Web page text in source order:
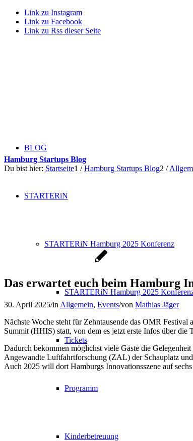
Link zu Instagram
Link zu Facebook
Link zu Rss dieser Seite
BLOG
STARTERiN
STARTERiN Hamburg 2025 Konferenz
STARTERiN Hamburg 2025
Tickets
Programm
Kinderbetreuung
Hamburg Startups Blog
Du bist hier: Startseite1 / Hamburg Startups Blog2 /
Das erwartet euch beim Hamburg
30. April 2025/in Allgemein, Events/von Mathias Jäger
Nächste Woche steht für Zehntausende das OMR
Summit (HHIS) statt, von dem es jetzt erste Infos über
Dadurch bekommen möglichst viele Gäste die
Angewandte Luftfahrtforschung (ZAL) der Schauplatz
Auch 2025 will dort Hamburgs Innovationsszene auf